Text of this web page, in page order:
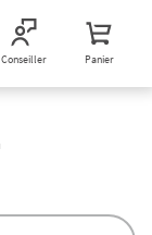
Conseiller Panier